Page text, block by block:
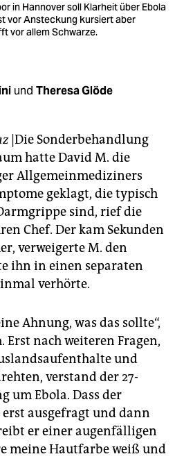
in Hannover soll Klarheit über Ebola
vor Ansteckung kursiert aber
vor allem Schwarze.
und Theresa Glöde
|Die Sonderbehandlung
hatte David M. die
Allgemeinmediziners
geklagt, die typisch
sind, rief die
Chef. Der kam Sekunden
verweigerte M. den
ihn in einen separaten
verhörte.
Ahnung, was das sollte“,
nach weiteren Fragen,
und
verstand der 27-
um Ebola. Dass der
ausgefragt und dann
er einer augenfälligen
meine Hautfarbe weiß und